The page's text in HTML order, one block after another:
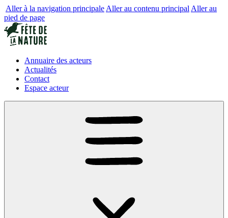
Aller à la navigation principale Aller au contenu principal Aller au
pied de page
Annuaire des acteurs
Actualités
Contact
Espace acteur